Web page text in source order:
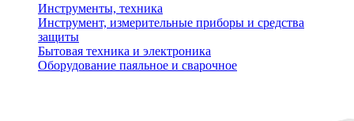
Инструменты, техника
Инструмент, измерительные приборы и средства
защиты
Бытовая техника и электроника
Оборудование паяльное и сварочное